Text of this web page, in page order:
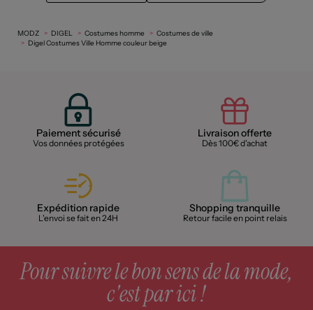
MODZ DIGEL Costumes homme
Costumes de ville
Digel Costumes Ville Homme couleur beige
Paiement sécurisé
Vos données protégées
Livraison offerte
Dès 100€ d'achat
Expédition rapide
L'envoi se fait en 24H
Shopping tranquille
Retour facile en point relais
Pour suivre le bon sens de la mode,
c'est par ici !